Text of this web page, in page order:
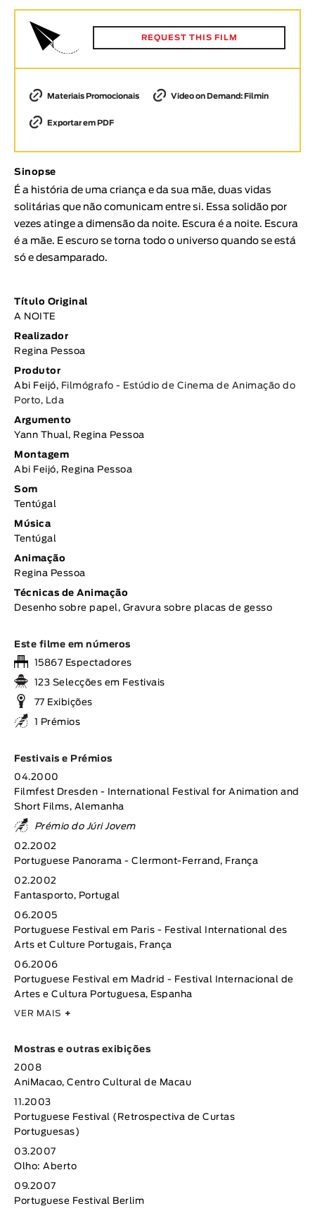
Animar
DURAÇÃO
GÉNERO
Ficção
Animação
Experimental
Documentário
TÓPICOS
Tópicos selecionados
REQUEST THIS FILM
Materiais Promocionais Video on Demand: Filmin
Exportar em PDF
Sinopse
É a história de uma criança e da sua mãe, duas vidas
solitárias que não comunicam entre si. Essa solidão por
vezes atinge a dimensão da noite. Escura é a noite. Escura
é a mãe. E escuro se torna todo o universo quando se está
só e desamparado.
Título Original
A NOITE
Realizador
Regina Pessoa
Produtor
Abi Feijó, Filmógrafo - Estúdio de Cinema de Animação do
Porto, Lda
Argumento
Yann Thual, Regina Pessoa
Montagem
Abi Feijó, Regina Pessoa
Som
Tentúgal
Música
Tentúgal
Animação
Regina Pessoa
Técnicas de Animação
Desenho sobre papel, Gravura sobre placas de gesso
Este filme em números
15867 Espectadores
123 Selecções em Festivais
77 Exibições
1 Prémios
Festivais e Prémios
04.2000
Filmfest Dresden - International Festival for Animation and
Short Films, Alemanha
Prémio do Júri Jovem
02.2002
Portuguese Panorama - Clermont-Ferrand, França
02.2002
Fantasporto, Portugal
06.2005
Portuguese Festival em Paris - Festival International des
Arts et Culture Portugais, França
06.2006
Portuguese Festival em Madrid - Festival Internacional de
Artes e Cultura Portuguesa, Espanha
VER MAIS +
Mostras e outras exibições
2008
AniMacao, Centro Cultural de Macau
11.2003
Portuguese Festival (Retrospectiva de Curtas
Portuguesas)
03.2007
Olho: Aberto
09.2007
Portuguese Festival Berlim